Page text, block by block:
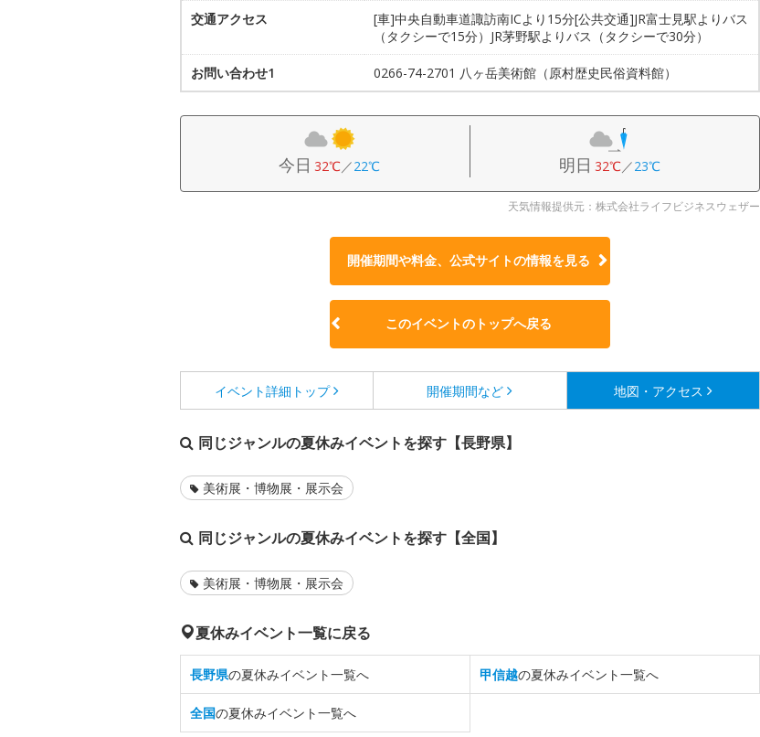
交通アクセス
[車]中央自動車道諏訪南ICより15分[公共交通]JR富士見駅よりバス
（タクシーで15分）JR茅野駅よりバス（タクシーで30分）
お問い合わせ1 0266-74-2701 八ヶ岳美術館（原村歴史民俗資料館）
今日 32℃／22℃ 明日 32℃／23℃
天気情報提供元：株式会社ライフビジネスウェザー
開催期間や料金、公式サイトの情報を見る
このイベントのトップへ戻る
イベント詳細 トップ 開催期間など 地図・アクセス
同じジャンルの夏休みイベントを探す【長野県】
美術展・博物展・展示会
同じジャンルの夏休みイベントを探す【全国】
美術展・博物展・展示会
夏休みイベント一覧に戻る
長野県の夏休みイベント一覧へ 甲信越の夏休みイベント一覧へ
全国の夏休みイベント一覧へ